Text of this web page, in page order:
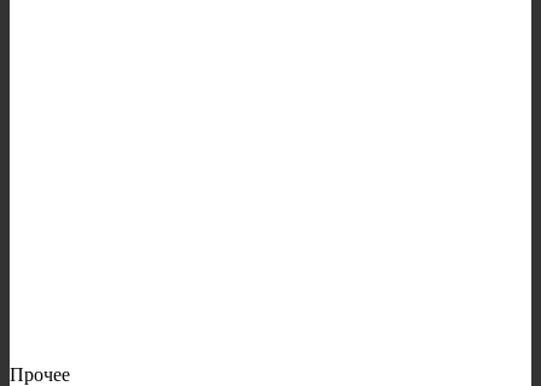
Прочее